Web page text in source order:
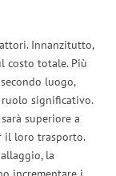
Innanzitutto,
costo totale. Più
luogo,
ruolo significativo.
superiore a
il loro trasporto.
la